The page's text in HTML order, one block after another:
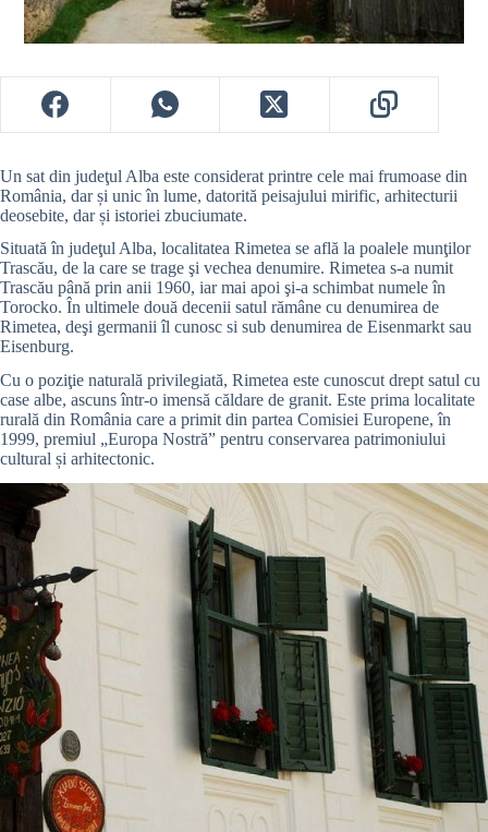
Un sat din judeţul Alba este considerat printre cele mai frumoase din
România, dar și unic în lume, datorită peisajului mirific, arhitecturii
deosebite, dar și istoriei zbuciumate.
Situată în judeţul Alba, localitatea Rimetea se află la poalele munţilor
Trascău, de la care se trage şi vechea denumire. Rimetea s-a numit
Trascău până prin anii 1960, iar mai apoi şi-a schimbat numele în
Torocko. În ultimele două decenii satul rămâne cu denumirea de
Rimetea, deşi germanii îl cunosc si sub denumirea de Eisenmarkt sau
Eisenburg.
Cu o poziţie naturală privilegiată, Rimetea este cunoscut drept satul cu
case albe, ascuns într-o imensă căldare de granit. Este prima localitate
rurală din România care a primit din partea Comisiei Europene, în
1999, premiul „Europa Nostră” pentru conservarea patrimoniului
cultural și arhitectonic.